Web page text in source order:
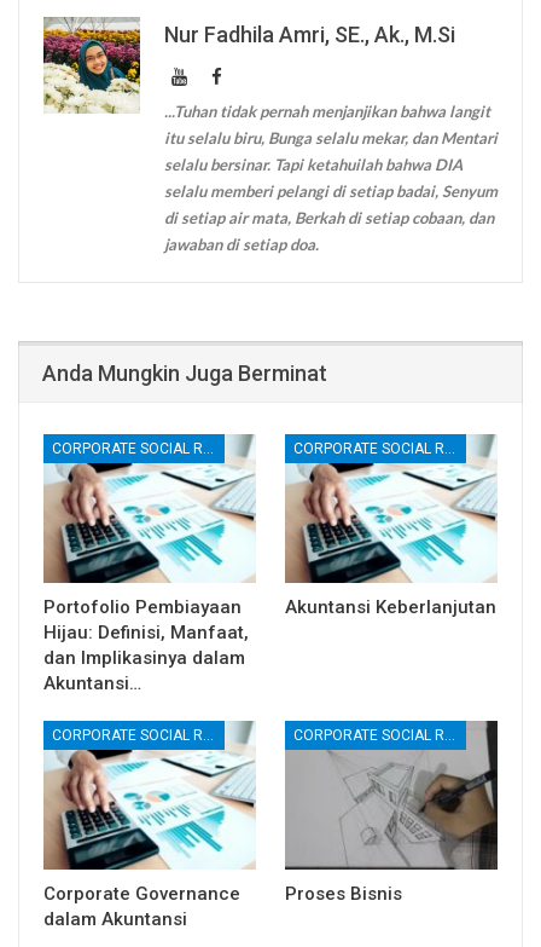
Nur Fadhila Amri, SE., Ak., M.Si
...Tuhan tidak pernah menjanjikan bahwa langit
itu selalu biru, Bunga selalu mekar, dan Mentari
selalu bersinar. Tapi ketahuilah bahwa DIA
selalu memberi pelangi di setiap badai, Senyum
di setiap air mata, Berkah di setiap cobaan, dan
jawaban di setiap doa.
Anda Mungkin Juga Berminat
CORPORATE SOCIAL RESPONSIBILITY (CSR)
Portofolio Pembiayaan
Hijau: Definisi, Manfaat,
dan Implikasinya dalam
Akuntansi…
CORPORATE SOCIAL RESPONSIBILITY (CSR)
Akuntansi Keberlanjutan
CORPORATE SOCIAL RESPONSIBILITY (CSR)
Corporate Governance
dalam Akuntansi
CORPORATE SOCIAL RESPONSIBILITY (CSR)
Proses Bisnis